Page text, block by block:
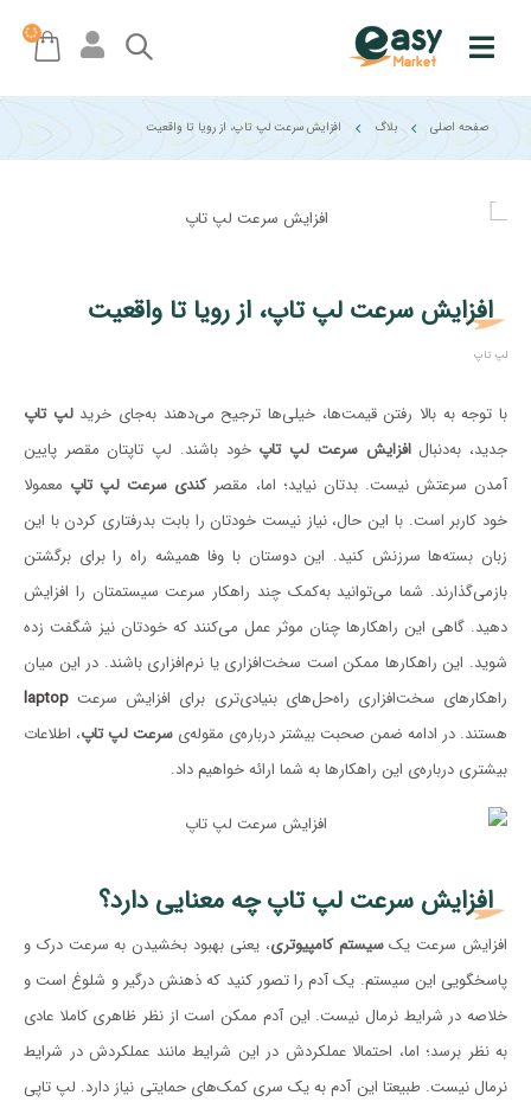
صفحه اصلی بلاگ افزایش سرعت لپ تاپ، از رویا تا واقعیت
افزایش سرعت لپ تاپ، از رویا تا واقعیت
لپ تاپ
با توجه به بالا رفتن قیمت‌ها، خیلی‌ها ترجیح می‌دهند به‌جای خریدلپ تاپ
جدید، به‌دنبال افزایش سرعت لپ تاپ خود باشند. لپ تاپتان مقصر پایین
آمدن سرعتش نیست. بدتان نیاید؛ اما، مقصرکندی سرعت لپ تاپ معمولا
خود کاربر است. با این حال، نیاز نیست خودتان را بابت بدرفتاری‌ کردن با این
زبان بسته‌ها سرزنش کنید. این دوستان با وفا همیشه راه را برای برگشتن
بازمی‌گذارند. شما می‌توانید به‌کمک چند راهکار سرعت سیستمتان را افزایش
دهید. گاهی این راهکارها چنان موثر عمل می‌کنند که خودتان نیز شگفت زده
شوید. این راهکارها ممکن است سخت‌افزاری یا نرم‌افزاری باشند. در این میان
راهکارهای سخت‌افزاری راه‌حل‌های بنیادی‌تری برای افزایش سرعت laptop
هستند. در ادامه ضمن صحبت بیشتر درباره‌ی مقوله‌ی سرعت لپ تاپ، اطلاعات
بیشتری درباره‌ی این راهکارها به شما ارائه خواهیم داد.
افزایش سرعت لپ تاپ چه معنایی دارد؟
افزایش سرعت یکسیستم کامپیوتری، یعنی بهبود بخشیدن به سرعت درک و
پاسخگویی این سیستم. یک آدم را تصور کنید که ذهنش درگیر و شلوغ است و
خلاصه در شرایط نرمال نیست. این آدم ممکن است از نظر ظاهری کاملا عادی
به نظر برسد؛ اما، احتمالا عملکردش در این شرایط مانند عملکردش در شرایط
نرمال نیست. طبیعتا این آدم به یک سری کمک‌های حمایتی نیاز دارد. لپ تاپی